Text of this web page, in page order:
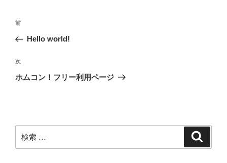
投
ナ
ビ
ゲ
ン
過
去
投
前
Hello world!
次
の
次
ホムコン！フリー利用ページ
索: